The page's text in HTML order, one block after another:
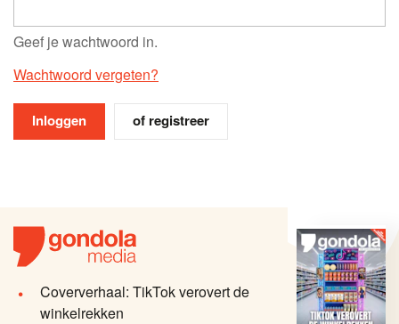
Geef je wachtwoord in.
Wachtwoord vergeten?
of registreer
Coververhaal: TikTok verovert de
winkelrekken